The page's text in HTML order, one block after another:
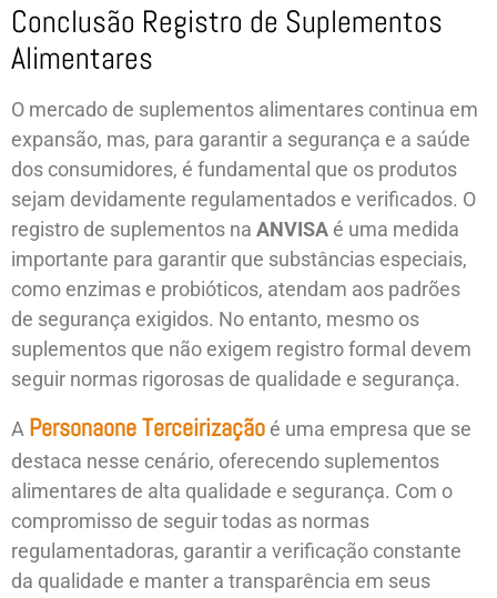
Conclusão Registro de Suplementos
Alimentares
O mercado de suplementos alimentares continua em
expansão, mas, para garantir a segurança e a saúde
dos consumidores, é fundamental que os produtos
sejam devidamente regulamentados e verificados. O
registro de suplementos na ANVISA é uma medida
importante para garantir que substâncias especiais,
como enzimas e probióticos, atendam aos padrões
de segurança exigidos. No entanto, mesmo os
suplementos que não exigem registro formal devem
seguir normas rigorosas de qualidade e segurança.
A Personaone Terceirização é uma empresa que se
destaca nesse cenário, oferecendo suplementos
alimentares de alta qualidade e segurança. Com o
compromisso de seguir todas as normas
regulamentadoras, garantir a verificação constante
da qualidade e manter a transparência em seus